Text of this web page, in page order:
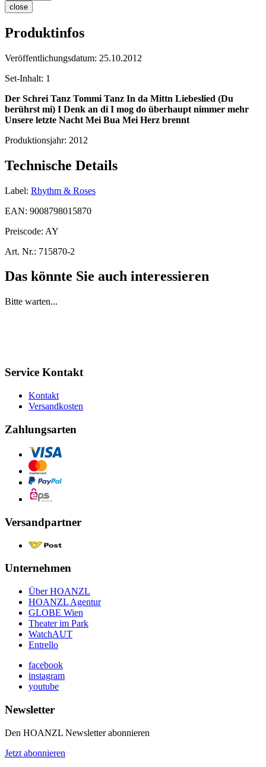
close
Produktinfos
Veröffentlichungsdatum: 25.10.2012
Set-Inhalt: 1
Der Schrei Tanz Tommi Tanz In da Mittn Liebeslied (Du
berührst mi) I Denk an di I mog do überhaupt nimmer mehr
Unsere letzte Nacht Mei Bua Mei Herz brennt
Produktionsjahr: 2012
Technische Details
Label: Rhythm & Roses
EAN: 9008798015870
Preiscode: AY
Art. Nr.: 715870-2
Das könnte Sie auch interessieren
Bitte warten...
Service Kontakt
Kontakt
Versandkosten
Zahlungsarten
Versandpartner
Unternehmen
Über HOANZL
HOANZL Agentur
GLOBE Wien
Theater im Park
WatchAUT
Entrello
facebook
instagram
youtube
Newsletter
Den HOANZL Newsletter abonnieren
Jetzt abonnieren